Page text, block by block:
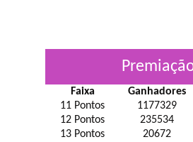
Faixa Ganhadores
11 Pontos
1177329
12 Pontos
235534
13 Pontos
20672